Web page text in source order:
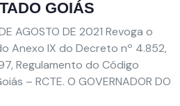
GOIÁS
AGOSTO DE 2021 Revoga o
Anexo IX do Decreto nº 4.852,
Regulamento do Código
– RCTE. O GOVERNADOR DO